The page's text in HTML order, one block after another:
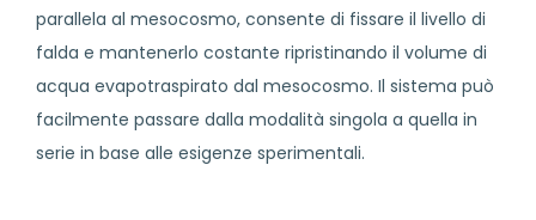
parallela al mesocosmo, consente di fissare il livello di
falda e mantenerlo costante ripristinando il volume di
acqua evapotraspirato dal mesocosmo. Il sistema può
facilmente passare dalla modalità singola a quella in
serie in base alle esigenze sperimentali.